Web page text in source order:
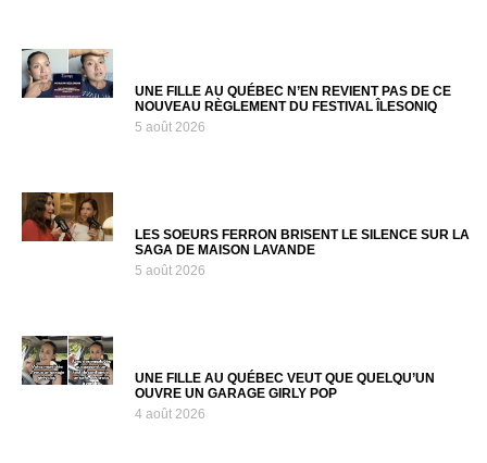
UNE FILLE AU QUÉBEC N’EN REVIENT PAS DE CE
NOUVEAU RÈGLEMENT DU FESTIVAL ÎLESONIQ
5 août 2026
LES SOEURS FERRON BRISENT LE SILENCE SUR LA
SAGA DE MAISON LAVANDE
5 août 2026
UNE FILLE AU QUÉBEC VEUT QUE QUELQU’UN
OUVRE UN GARAGE GIRLY POP
4 août 2026